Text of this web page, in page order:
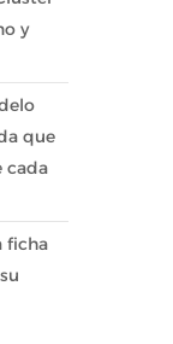
y
que
cada
ficha